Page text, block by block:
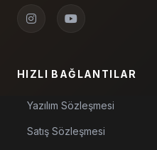
HIZLI BAĞLANTILAR
Yazılım Sözleşmesi
Satış Sözleşmesi